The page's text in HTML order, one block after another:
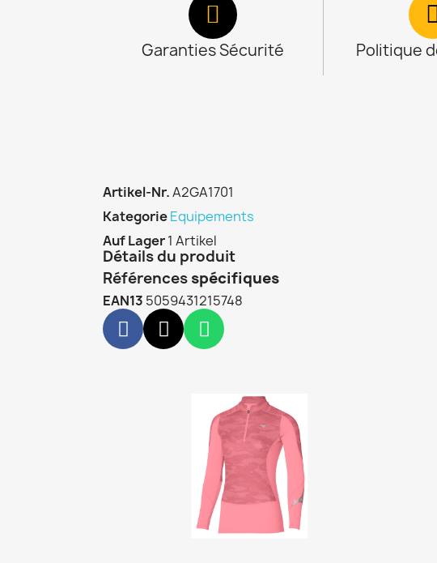
Garanties Sécurité Politique
Artikel-Nr.A2GA1701
KategorieEquipements
Auf Lager1 Artikel
Détails du produit
Références spécifiques
EAN13 5059431215748